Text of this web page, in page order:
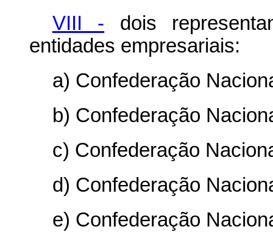
VIII - dois
entidades empresariais:
a) Confederação
b) Confederação
c) Confederação
d) Confederação
e) Confederação